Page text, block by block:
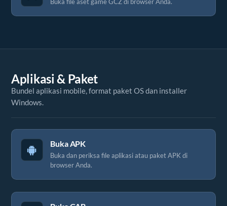
Aplikasi & Paket
Bundel aplikasi mobile, format paket OS dan installer
Windows.
Buka APK
Buka dan periksa file aplikasi atau paket APK di
browser Anda.